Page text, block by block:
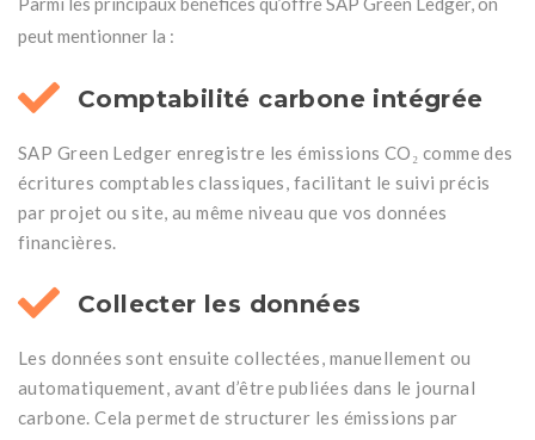
peut mentionner la :
Comptabilité carbone intégrée
SAP Green Ledger enregistre les émissions CO₂ comme des
écritures comptables classiques, facilitant le suivi précis
par projet ou site, au même niveau que vos données
financières.
Collecter les données
Les données sont ensuite collectées, manuellement ou
automatiquement, avant d’être publiées dans le journal
carbone. Cela permet de structurer les émissions par